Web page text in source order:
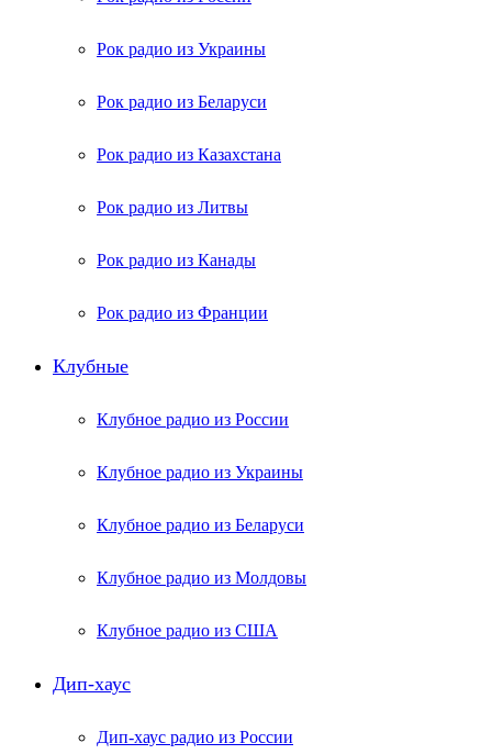
Рок радио из Украины
Рок радио из Беларуси
Рок радио из Казахстана
Рок радио из Литвы
Рок радио из Канады
Рок радио из Франции
Клубные
Клубное радио из России
Клубное радио из Украины
Клубное радио из Беларуси
Клубное радио из Молдовы
Клубное радио из США
Дип-хаус
Дип-хаус радио из России